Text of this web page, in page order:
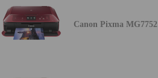
Canon Pixma MG7752